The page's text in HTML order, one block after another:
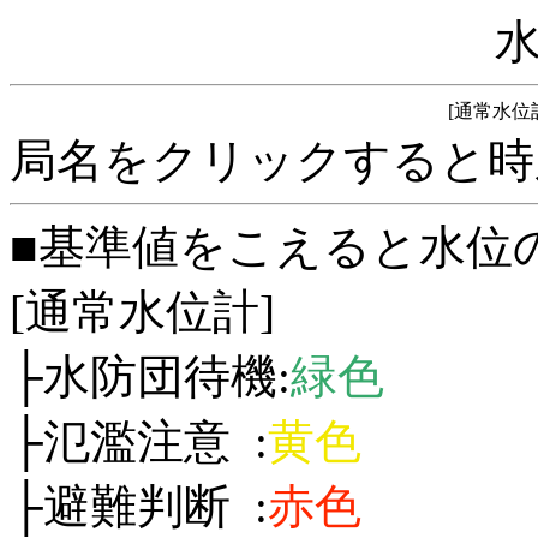
[通常水位
局名をクリックすると
■基準値をこえると水位
[通常水位計]
├水防団待機:緑色
├氾濫注意 :黄色
├避難判断 :赤色